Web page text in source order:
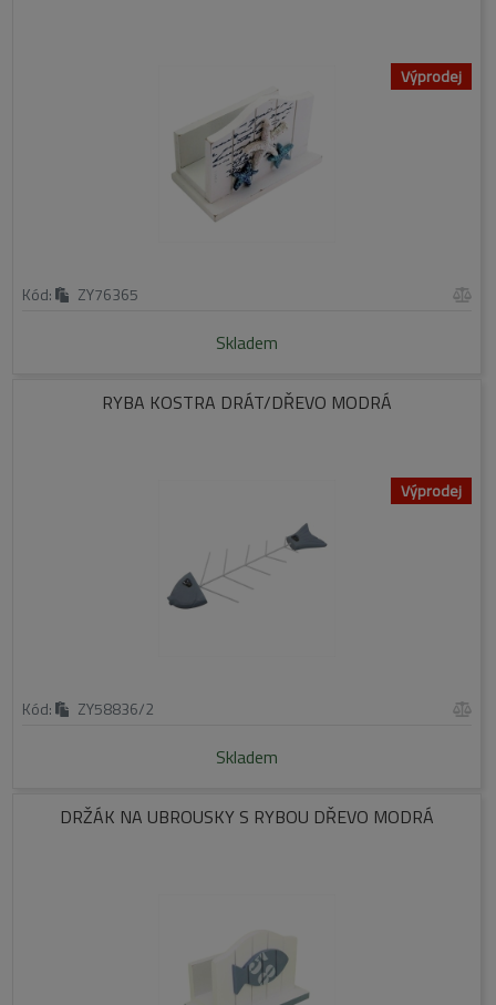
Výprodej
Kód: ZY76365
Skladem
RYBA KOSTRA DRÁT/DŘEVO MODRÁ
Výprodej
Kód: ZY58836/2
Skladem
DRŽÁK NA UBROUSKY S RYBOU DŘEVO MODRÁ